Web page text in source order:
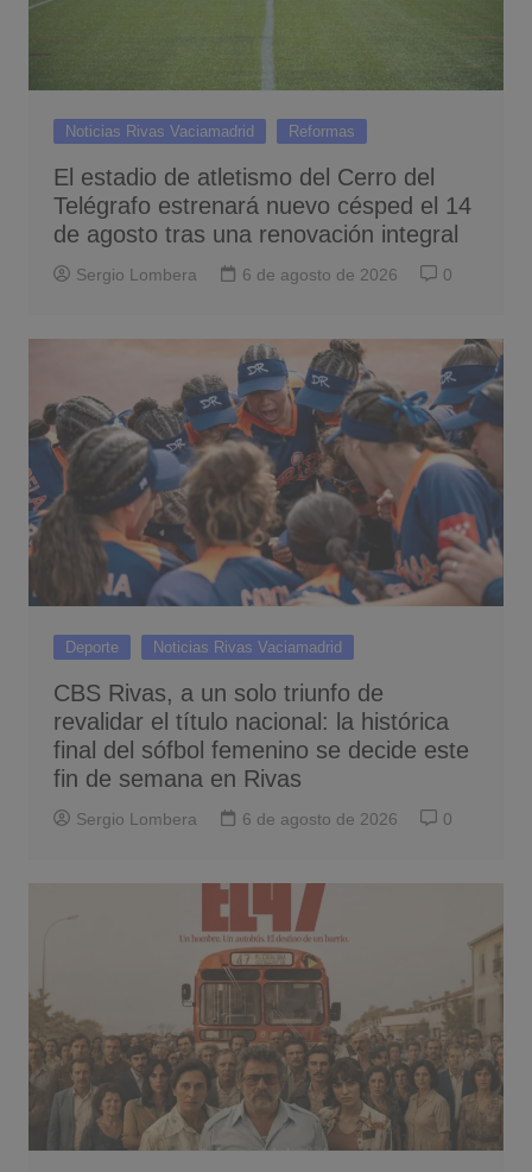
Noticias Rivas Vaciamadrid Reformas
El estadio de atletismo del Cerro del
Telégrafo estrenará nuevo césped el 14
de agosto tras una renovación integral
Sergio Lombera 6 de agosto de 2026 0
Deporte Noticias Rivas Vaciamadrid
CBS Rivas, a un solo triunfo de
revalidar el título nacional: la histórica
final del sófbol femenino se decide este
fin de semana en Rivas
Sergio Lombera 6 de agosto de 2026 0